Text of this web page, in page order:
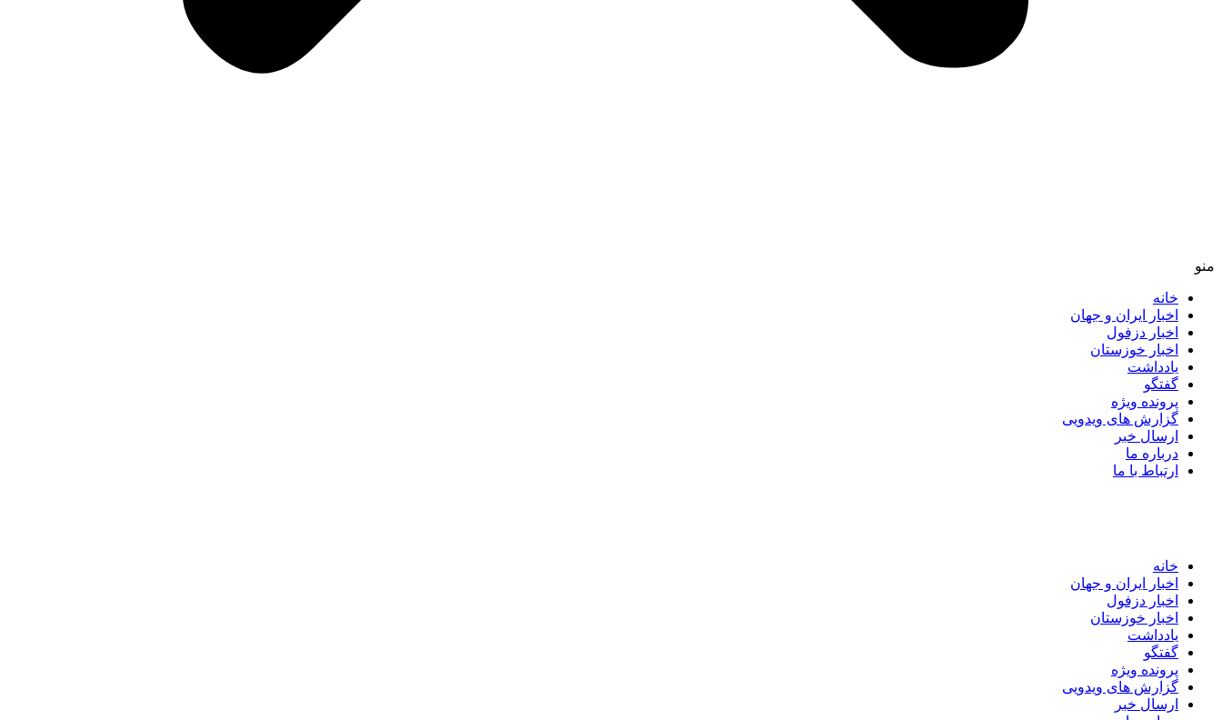
منو
خانه
اخبار ایران و جهان
اخبار دزفول
اخبار خوزستان
یادداشت
گفتگو
پرونده ویژه
گزارش های ویدویی
ارسال خبر
درباره ما
ارتباط با ما
خانه
اخبار ایران و جهان
اخبار دزفول
اخبار خوزستان
یادداشت
گفتگو
پرونده ویژه
گزارش های ویدویی
ارسال خبر